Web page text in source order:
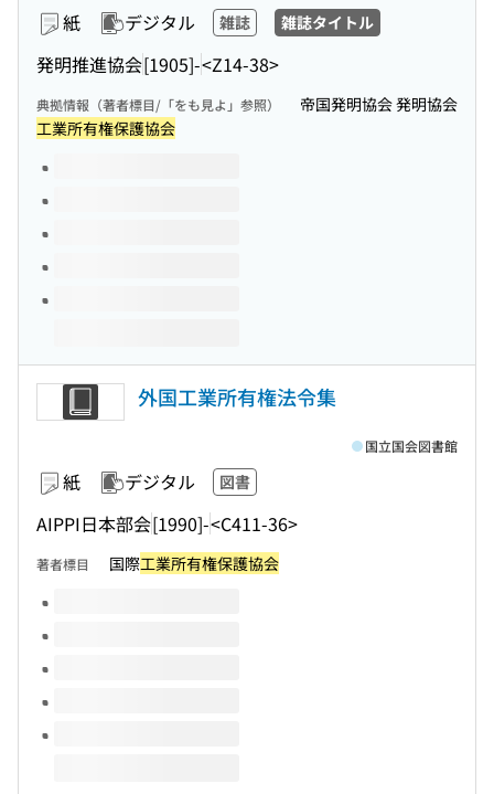
紙 デジタル 雑誌 雑誌タイトル
発明推進協会[1905]-<Z14-38>
典拠情報（著者標目/「をも見よ」参照）
帝国発明協会 発明協会
工業所有権保護協会
このタイトルの巻号
外国工業所有権法令集
紙 デジタル 図書
AIPPI日本部会[1990]-<C411-36>
国立国会図書館
著者標目 国際工業所有権保護協会
このタイトルの巻号